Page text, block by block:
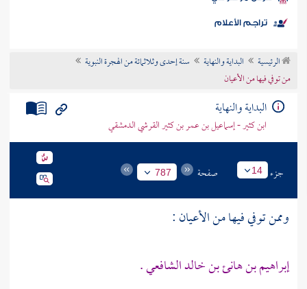
موضوعي
تراجم الأعلام
الرئيسية البداية والنهاية
سنة إحدى وثلاثمائة من الهجرة النبوية
من توفي فيها من الأعيان
البداية والنهاية
ابن كثير - إسماعيل بن عمر بن كثير القرشي الدمشقي
جزء 14 صفحة 787
وممن توفي فيها من الأعيان :
إبراهيم بن هانئ بن خالد الشافعي .